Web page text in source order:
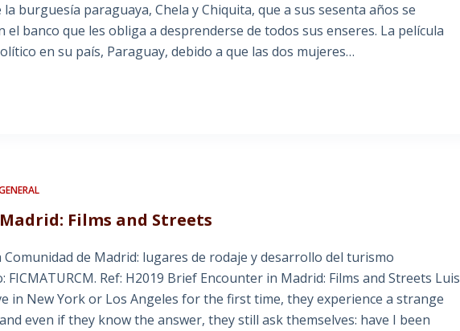
burguesía paraguaya, Chela y Chiquita, que a sus sesenta años se
banco que les obliga a desprenderse de todos sus enseres. La película
en su país, Paraguay, debido a que las dos mujeres…
Films and Streets
Comunidad de Madrid: lugares de rodaje y desarrollo del turismo
Ref: H2019 Brief Encounter in Madrid: Films and Streets Luis
in New York or Los Angeles for the first time, they experience a strange
even if they know the answer, they still ask themselves: have I been